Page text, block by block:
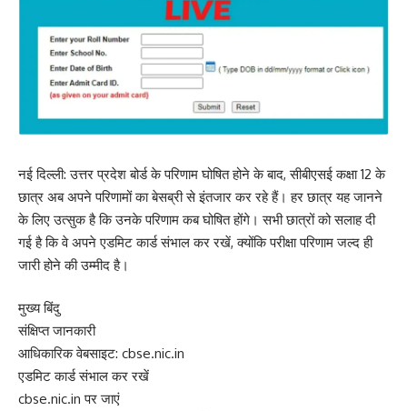
नई दिल्ली: उत्तर प्रदेश बोर्ड के परिणाम घोषित होने के बाद, सीबीएसई कक्षा 12 के
छात्र अब अपने परिणामों का बेसब्री से इंतजार कर रहे हैं। हर छात्र यह जानने
के लिए उत्सुक है कि उनके परिणाम कब घोषित होंगे। सभी छात्रों को सलाह दी
गई है कि वे अपने एडमिट कार्ड संभाल कर रखें, क्योंकि परीक्षा परिणाम जल्द ही
जारी होने की उम्मीद है।
मुख्य बिंदु
संक्षिप्त जानकारी
आधिकारिक वेबसाइट: cbse.nic.in
एडमिट कार्ड संभाल कर रखें
cbse.nic.in पर जाएं